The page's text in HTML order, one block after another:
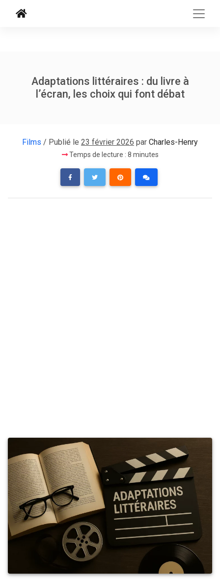
Adaptations littéraires : du livre à
l’écran, les choix qui font débat
Films / Publié le 23 février 2026 par Charles-Henry
Temps de lecture : 8 minutes